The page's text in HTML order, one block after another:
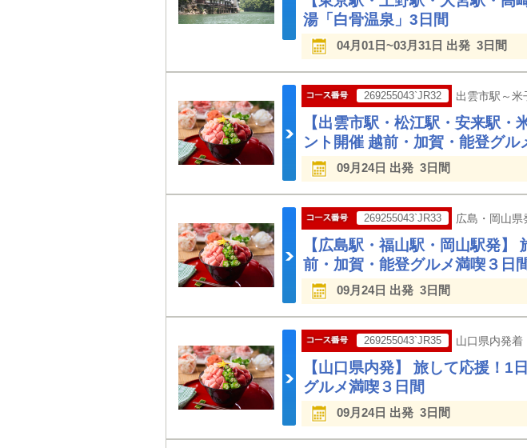
湯「白骨温泉」3日間
04月01日~03月31日 出発 3日間
269255043`JR32 出雲市駅～米
【出雲市駅・松江駅・安来駅
ント開催 越前・加賀・能登グル
09月24日 出発 3日間
269255043`JR33 広島・岡山
【広島駅・福山駅・岡山駅発
前・加賀・能登グルメ満喫３日
09月24日 出発 3日間
269255043`JR35 山口県内発着
【山口県内発】 旅して応援！1
グルメ満喫３日間
09月24日 出発 3日間